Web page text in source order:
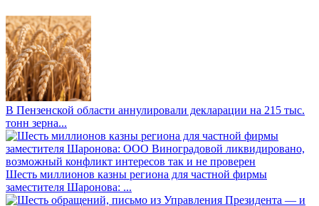
В Пензенской области аннулировали декларации на 215 тыс.
тонн зерна...
Шесть миллионов казны региона для частной фирмы
заместителя Шаронова: ...